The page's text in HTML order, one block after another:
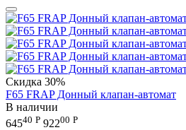
Скидка 30%
F65 FRAP Донный клапан-автомат
В наличии
64540 Р 92200 Р